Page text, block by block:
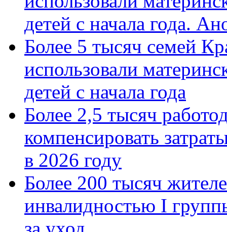
детей с начала года.
Более 5 тысяч семей
использовали
детей с начала года
Более 2,5 тысяч
компенсировать
в 2026 году
Более 200 тысяч
инвалидностью I